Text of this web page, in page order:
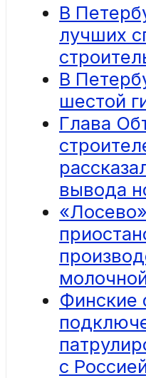
В
лучших
В
шестой
Глава
вывода
Финские
с